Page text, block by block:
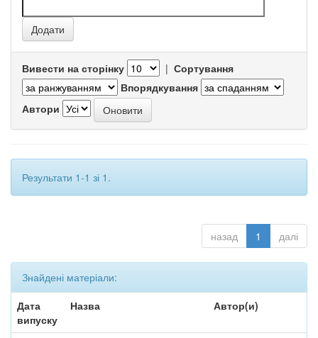
Вивести на сторінку | Сортування
Впорядкування
Автори
Результати 1-1 зі 1.
назад 1 далі
Знайдені матеріали:
Дата
випуску
Назва Автор(и)